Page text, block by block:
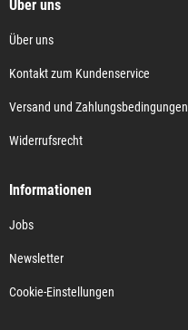
Über uns
Über uns
Kontakt zum Kundenservice
Versand und Zahlungsbedingungen
Widerrufsrecht
Informationen
Jobs
Newsletter
Cookie-Einstellungen